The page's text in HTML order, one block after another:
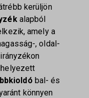
kerüljön
alapból
amely a
, oldal-
bal- és
könnyen